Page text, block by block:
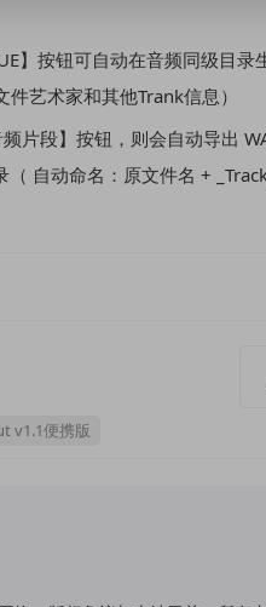
】按钮可自动在音频同级目
艺术家和其他Trank信息）
片段】按钮，则会自动导出
自动命名：原文件名 +
v1.1便携版